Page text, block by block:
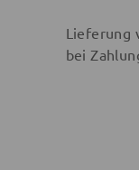
Lieferung
bei